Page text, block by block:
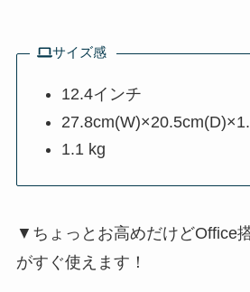
サイズ感
12.4インチ
1.1 kg
▼ちょっとお高めだけどOffice
がすぐ使えます！